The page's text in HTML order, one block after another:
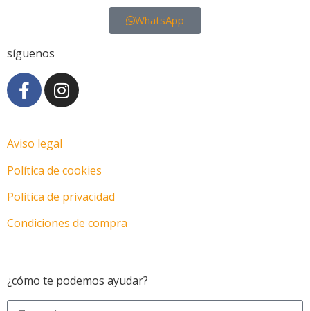
WhatsApp
síguenos
Aviso legal
Política de cookies
Política de privacidad
Condiciones de compra
¿cómo te podemos ayudar?